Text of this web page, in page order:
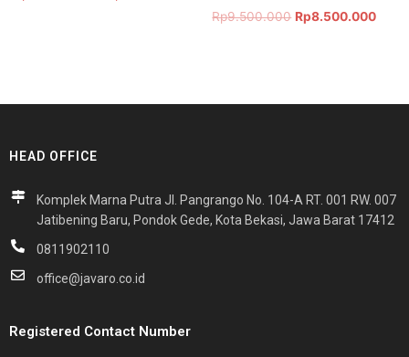
Rp9.500.000 Rp8.500.000
HEAD OFFICE
Komplek Marna Putra Jl. Pangrango No. 104-A RT. 001 RW. 007
Jatibening Baru, Pondok Gede, Kota Bekasi, Jawa Barat 17412
0811902110
office@javaro.co.id
Registered Contact Number